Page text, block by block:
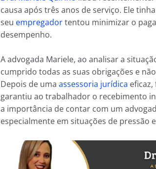
causa após três anos de serviço. Ele
seu empregadortentou minimizar o
desempenho.
A advogada Mariele, ao analisar a
cumprido todas as suas obrigações e
Depois de uma assessoria jurídica
garantiu ao trabalhador o recebimento
a importância de contar com um
especialmente em situações de pressão